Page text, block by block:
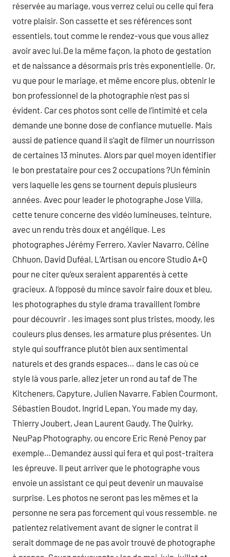
réservée au mariage, vous verrez celui ou celle qui fera
votre plaisir. Son cassette et ses références sont
essentiels, tout comme le rendez-vous que vous allez
avoir avec lui.De la même façon, la photo de gestation
et de naissance a désormais pris très exponentielle. Or,
vu que pour le mariage, et même encore plus, obtenir le
bon professionnel de la photographie n’est pas si
évident. Car ces photos sont celle de l’intimité et cela
demande une bonne dose de confiance mutuelle. Mais
aussi de patience quand il s’agit de filmer un nourrisson
de certaines 13 minutes. Alors par quel moyen identifier
le bon prestataire pour ces 2 occupations ?Un féminin
vers laquelle les gens se tournent depuis plusieurs
années. Avec pour leader le photographe Jose Villa,
cette tenure concerne des vidéo lumineuses, teinture,
avec un rendu très doux et angélique. Les
photographes Jérémy Ferrero, Xavier Navarro, Céline
Chhuon, David Duféal, L’Artisan ou encore Studio A+Q
pour ne citer qu’eux seraient apparentés à cette
gracieux. A l’opposé du mince savoir faire doux et bleu,
les photographes du style drama travaillent l’ombre
pour découvrir . les images sont plus tristes, moody, les
couleurs plus denses, les armature plus présentes. Un
style qui souffrance plutôt bien aux sentimental
naturels et des grands espaces… dans le cas où ce
style là vous parle, allez jeter un rond au taf de The
Kitcheners, Capyture, Julien Navarre, Fabien Courmont,
Sébastien Boudot, Ingrid Lepan, You made my day,
Thierry Joubert, Jean Laurent Gaudy, The Quirky,
NeuPap Photography, ou encore Eric René Penoy par
exemple…Demandez aussi qui fera et qui post-traitera
les épreuve. Il peut arriver que le photographe vous
envoie un assistant ce qui peut devenir un mauvaise
surprise. Les photos ne seront pas les mêmes et la
personne ne sera pas forcement qui vous ressemble. ne
patientez relativement avant de signer le contrat il
serait dommage de ne pas avoir trouvé de photographe